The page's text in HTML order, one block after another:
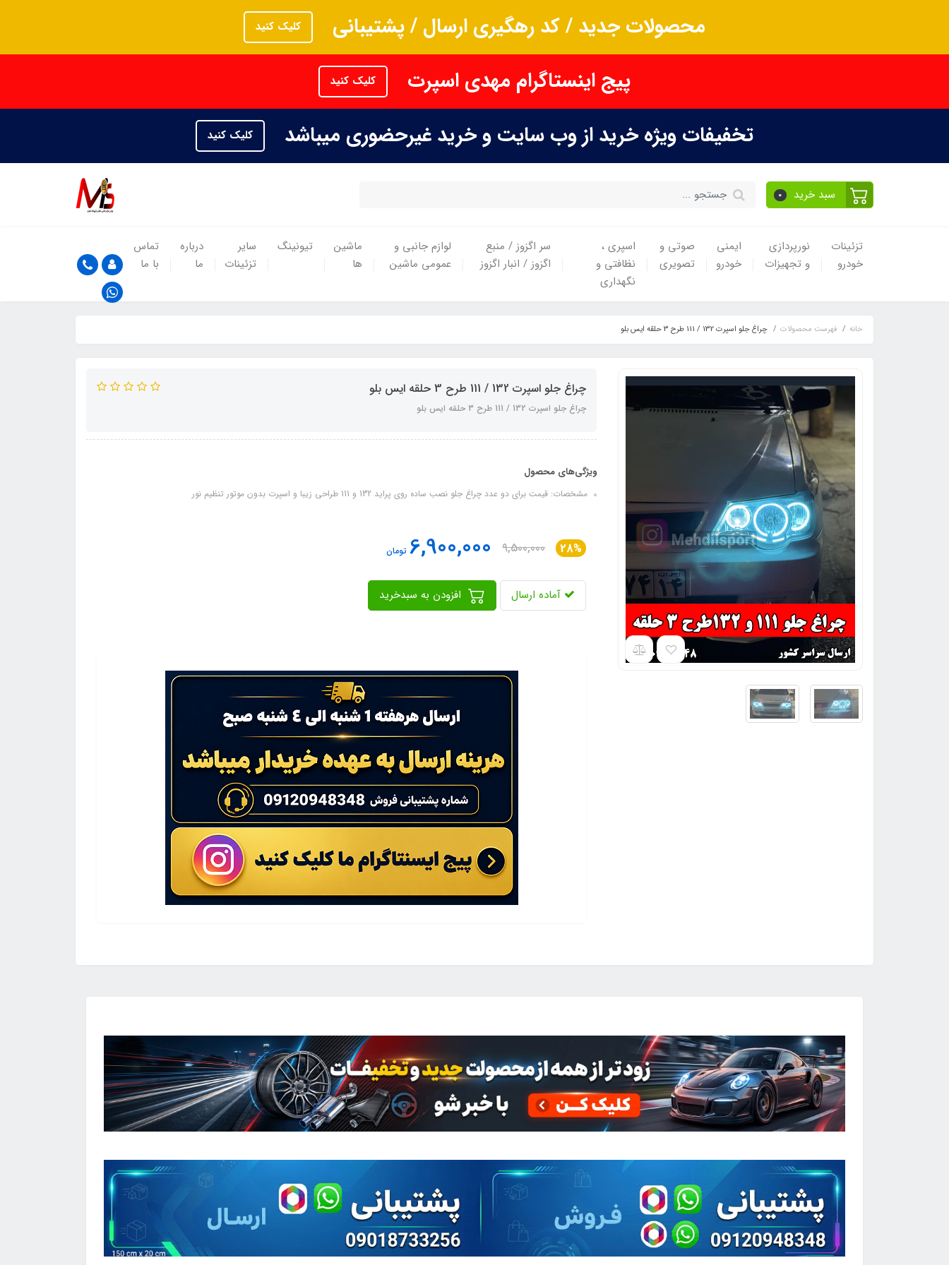
محصولات جدید / کد رهگیری ارسال / پشتیبانی کلیک کنید
پیج اینستاگرام مهدی اسپرت کلیک کنید
تخفیفات ویژه خرید از وب سایت و خرید غیرحضوری میباشد کلیک کنید
سبد خرید 0
تزئینات
خودرو
نورپردازی
و تجهیزات
ایمنی
خودرو
صوتی و
تصویری
اسپری ،
نظافتی و
نگهداری
سر اگزوز / منبع
اگزوز / انبار اگزوز
لوازم جانبی و
عمومی ماشین
ماشین
ها
تیونینگ
سایر
تزئینات
درباره
ما
تماس
با ما
خانه فهرست محصولات چراغ جلو اسپرت 132 / 111 طرح 3 حلقه ایس بلو
چراغ جلو اسپرت 132 / 111 طرح 3 حلقه ایس بلو
چراغ جلو اسپرت 132 / 111 طرح 3 حلقه ایس بلو
ویژگی‌های محصول
مشخصات: قیمت برای دو عدد چراغ جلو نصب ساده روی پراید 132 و 111 طراحی زیبا و اسپرت بدون موتور تنظیم نور
28%
9,500,000
6,900,000تومان
آماده ارسال